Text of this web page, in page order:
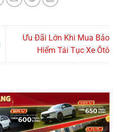
Ưu Đãi Lớn Khi Mua Bảo
Hiểm Tái Tục Xe Ôtô